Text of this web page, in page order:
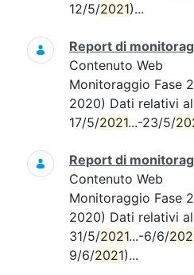
12/5/2021)...
Report di
Contenuto Web
Monitoraggio Fase
2020) Dati relativi
17/5/2021...-23/5/
Report di
Contenuto Web
Monitoraggio Fase
2020) Dati relativi
31/5/2021...-6/6/
9/6/2021)...